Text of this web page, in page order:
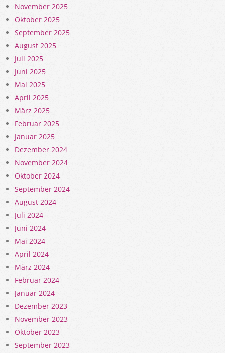
November 2025
Oktober 2025
September 2025
August 2025
Juli 2025
Juni 2025
Mai 2025
April 2025
März 2025
Februar 2025
Januar 2025
Dezember 2024
November 2024
Oktober 2024
September 2024
August 2024
Juli 2024
Juni 2024
Mai 2024
April 2024
März 2024
Februar 2024
Januar 2024
Dezember 2023
November 2023
Oktober 2023
September 2023